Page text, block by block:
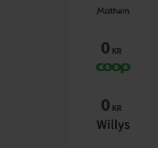
0 KR
0 KR